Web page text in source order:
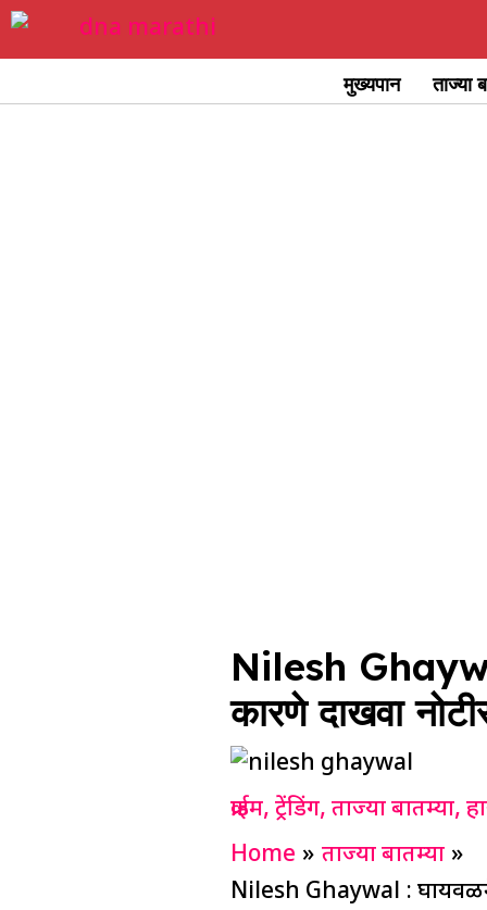
Skip
to
मुख्यपान ताज्या
Nilesh Ghaywal
कारणे दाखवा
क्राईम,ट्रेंडिंग,ताज्या बातम्या,
Home
ताज्या बातम्या
Nilesh Ghaywal : घायवळने